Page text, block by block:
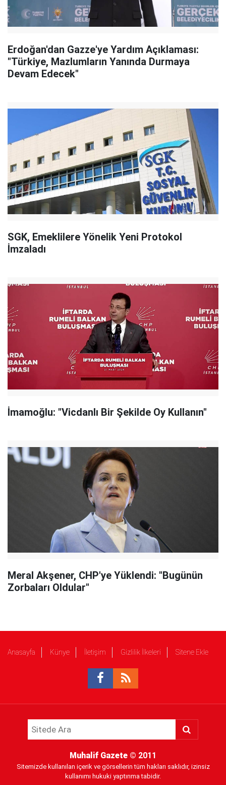
Erdoğan'dan Gazze'ye Yardım Açıklaması:
"Türkiye, Mazlumların Yanında Durmaya
Devam Edecek"
SGK, Emeklilere Yönelik Yeni Protokol
İmzaladı
İmamoğlu: "Vicdanlı Bir Şekilde Oy Kullanın"
Meral Akşener, CHP'ye Yüklendi: "Bugünün
Zorbaları Oldular"
Anasayfa Künye İletişim Gizlilik İlkeleri Sitene Ekle
Muhalif Gazete © 2011
Sitemizde kullanılan içerik ve görsellerin tüm hakları saklıdır, izinsiz
kullanımı hukuki yaptırıma tabidir.